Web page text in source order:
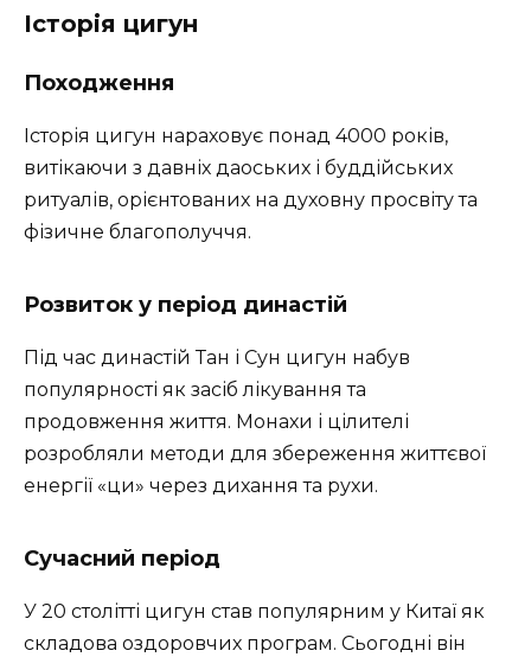
Історія цигун
Походження
Історія цигун нараховує понад 4000 років,
витікаючи з давніх даоських і буддійських
ритуалів, орієнтованих на духовну просвіту та
фізичне благополуччя.
Розвиток у період династій
Під час династій Тан і Сун цигун набув
популярності як засіб лікування та
продовження життя. Монахи і цілителі
розробляли методи для збереження життєвої
енергії «ци» через дихання та рухи.
Сучасний період
У 20 столітті цигун став популярним у Китаї як
складова оздоровчих програм. Сьогодні він